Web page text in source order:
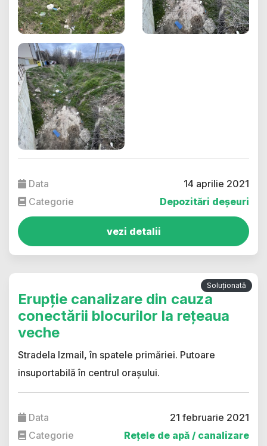
Data
14 aprilie 2021
Categorie
Depozitări deșeuri
vezi detalii
Soluționată
Erupție canalizare din cauza
conectării blocurilor la rețeaua
veche
Stradela Izmail, în spatele primăriei. Putoare
insuportabilă în centrul orașului.
Data
21 februarie 2021
Categorie
Rețele de apă / canalizare